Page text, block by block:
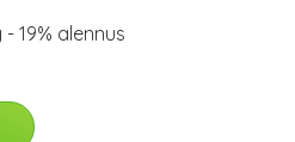
19% alennus